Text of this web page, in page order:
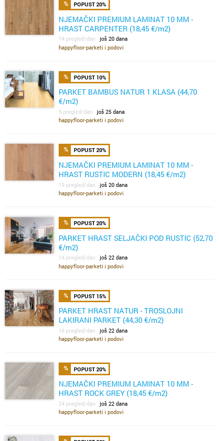
POPUST 20%
NJEMAČKI PREMIUM LAMINAT 10 MM -
HRAST CARPENTER (18,45 €/m2)
14 pregled/dan još 20 dana
happyfloor-parketi i podovi
POPUST 10%
PARKET BAMBUS NATUR 1 KLASA (44,70
€/m2)
5 pregled/dan još 25 dana
happyfloor-parketi i podovi
POPUST 20%
NJEMAČKI PREMIUM LAMINAT 10 MM -
HRAST RUSTIC MODERN (18,45 €/m2)
19 pregled/dan još 20 dana
happyfloor-parketi i podovi
POPUST 20%
PARKET HRAST SELJAČKI POD RUSTIC (52,70
€/m2)
14 pregled/dan još 22 dana
happyfloor-parketi i podovi
POPUST 15%
PARKET HRAST NATUR - TROSLOJNI
LAKIRANI PARKET (44,30 €/m2)
16 pregled/dan još 22 dana
happyfloor-parketi i podovi
POPUST 20%
NJEMAČKI PREMIUM LAMINAT 10 MM -
HRAST ROCK GREY (18,45 €/m2)
24 pregled/dan još 22 dana
happyfloor-parketi i podovi